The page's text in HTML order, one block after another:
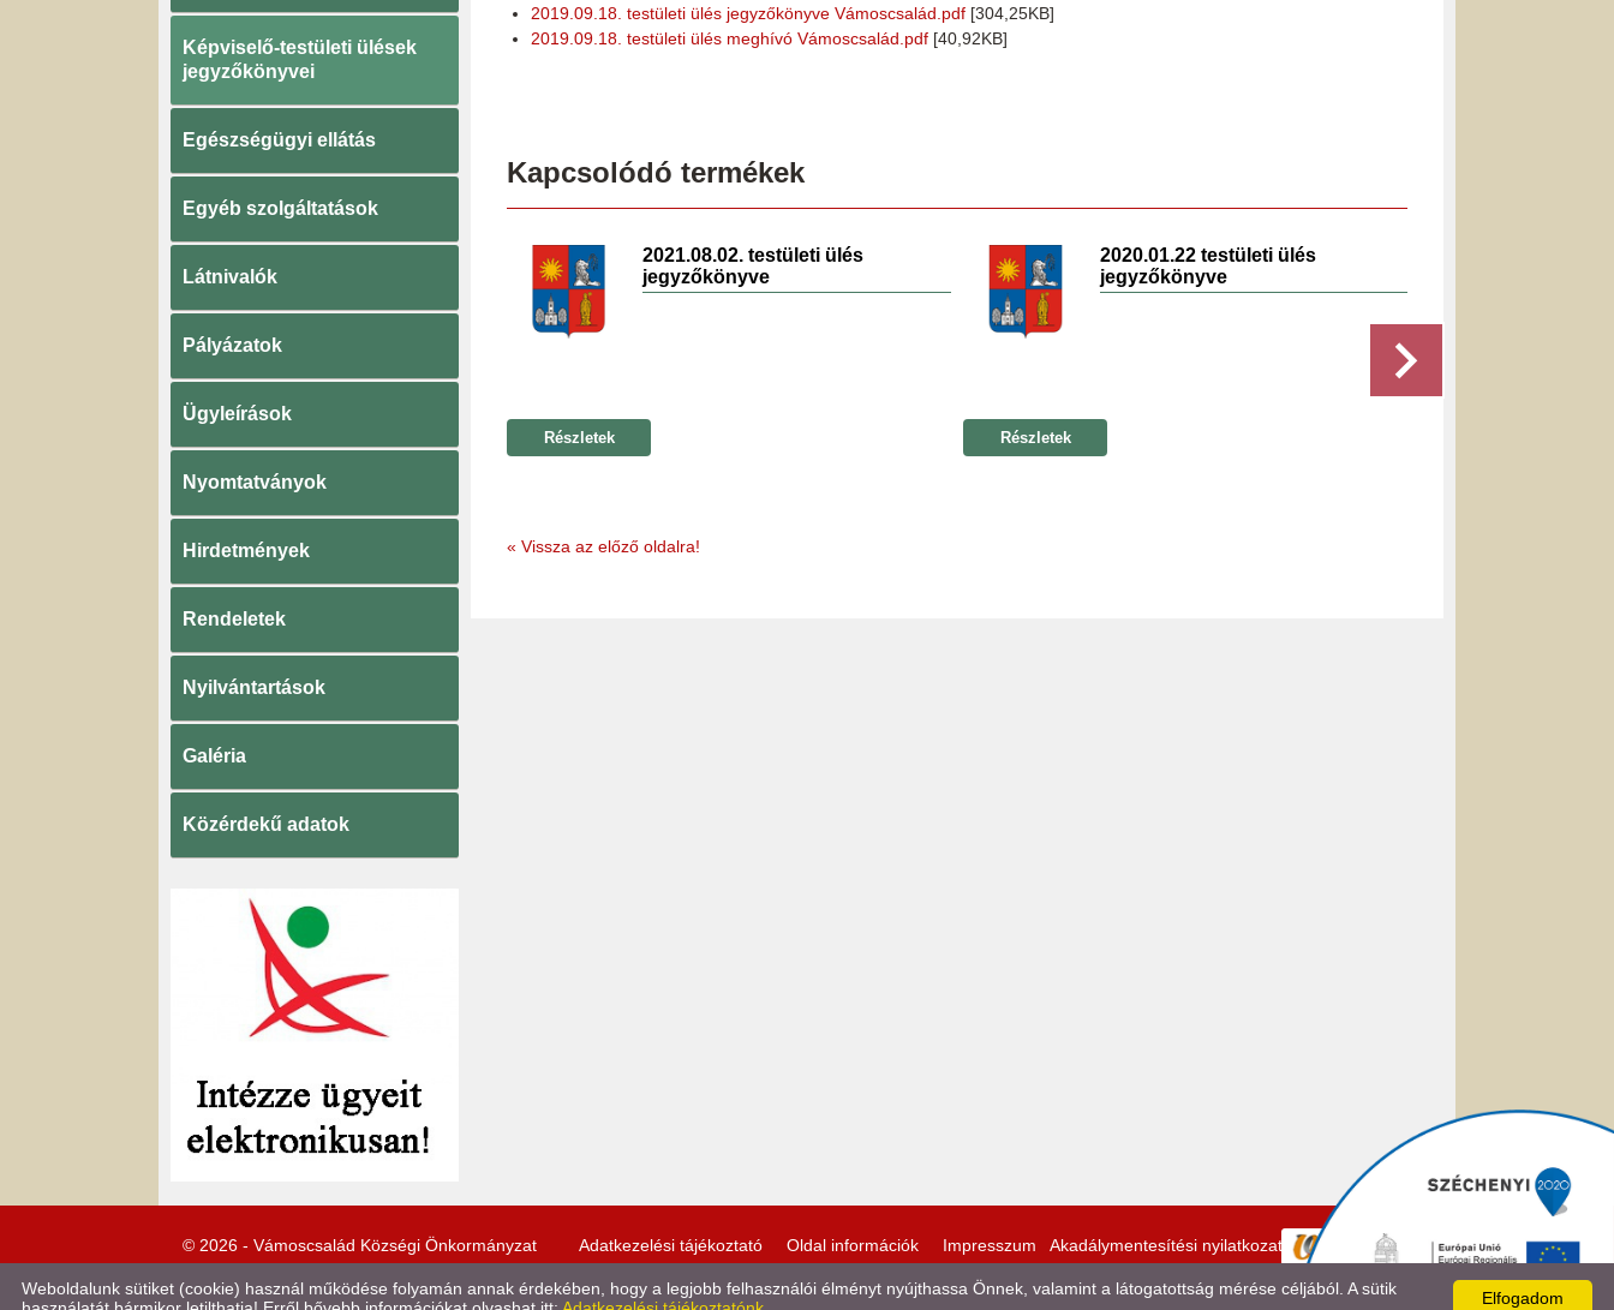
Képviselő-testületi ülések
jegyzőkönyvei
Egészségügyi ellátás
Egyéb szolgáltatások
Látnivalók
Pályázatok
Ügyleírások
Nyomtatványok
Hirdetmények
Rendeletek
Nyilvántartások
Galéria
Közérdekű adatok
2019.09.18. testületi ülés jegyzőkönyve Vámoscsalád.pdf [304,25KB]
2019.09.18. testületi ülés meghívó Vámoscsalád.pdf [40,92KB]
Kapcsolódó termékek
2021.08.02. testületi ülés
jegyzőkönyve
Részletek
2020.01.22 testületi ülés
jegyzőkönyve
Részletek
« Vissza az előző oldalra!
© 2026 - Vámoscsalád Községi Önkormányzat Adatkezelési tájékoztató Oldal információk Impresszum Akadálymentesítési nyilatkozat
Elfogadom
Weboldalunk sütiket (cookie) használ működése folyamán annak érdekében, hogy a legjobb felhasználói élményt nyújthassa Önnek, valamint a látogatottság mérése céljából. A sütik